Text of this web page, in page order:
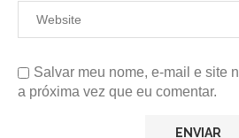
Salvar meu nome, e-mail e site
a próxima vez que eu comentar.